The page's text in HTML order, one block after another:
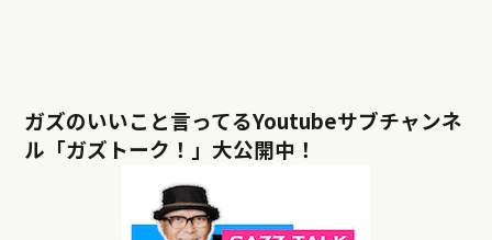
ガズのいいこと言ってるYoutubeサブチャンネ
ル「ガズトーク！」大公開中！